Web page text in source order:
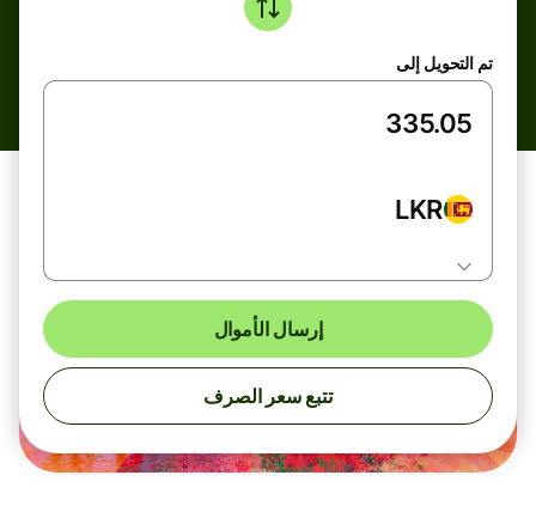
تم التحويل إلى
LKR
إرسال الأموال
تتبع سعر الصرف